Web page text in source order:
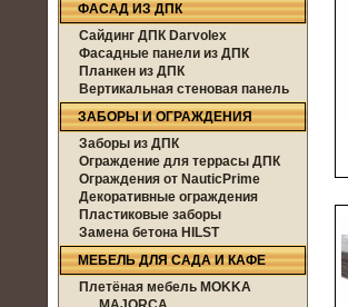
ФАСАД ИЗ ДПК
Сайдинг ДПК Darvolex
Фасадные панели из ДПК
Планкен из ДПК
Вертикальная стеновая панель
ЗАБОРЫ И ОГРАЖДЕНИЯ
Заборы из ДПК
Ограждение для террасы ДПК
Ограждения от NauticPrime
Декоративные ограждения
Пластиковые заборы
Замена бетона HILST
МЕБЕЛЬ ДЛЯ САДА И КАФЕ
Плетёная мебель MOKKA